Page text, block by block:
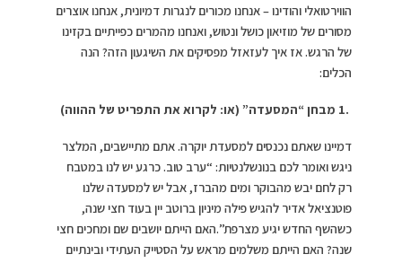
הווירטואלי והודינו – אנחנו מכורים לנגרות דמיונית, אנחנו אוצרים
מסורים של מוזיאון כושל ונטוש, ואנחנו מהמרים כפייתיים בקזינו
של הרגש. אז איך לעזאזל מפסיקים את השיגעון הזה? הנה
הכלים:
.1 מבחן “המסעדה” (או: לקרוא את התפריט של ההווה)
דמיינו שאתם נכנסים למסעדת יוקרה. אתם מתיישבים, המלצר
ניגש ואומר לכם בנונשלנטיות: “ערב טוב. כרגע יש לנו במטבח
רק לחם יבש מהבוקר ומים מהברז, אבל יש למסעדה שלנו
פוטנציאל אדיר להגיש פילה מיניון ברוטב יין בעוד חצי שנה,
כשהשף החדש יגיע מצרפת”.האם הייתם יושבים שם ומחכים חצי
שנה? האם הייתם משלמים מראש על הסטייק העתידי ובינתיים